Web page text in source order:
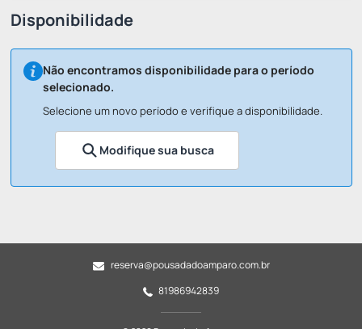
Disponibilidade
Não encontramos disponibilidade para o período
selecionado.
Selecione um novo período e verifique a disponibilidade.
Modifique sua busca
reserva@pousadadoamparo.com.br
81986942839